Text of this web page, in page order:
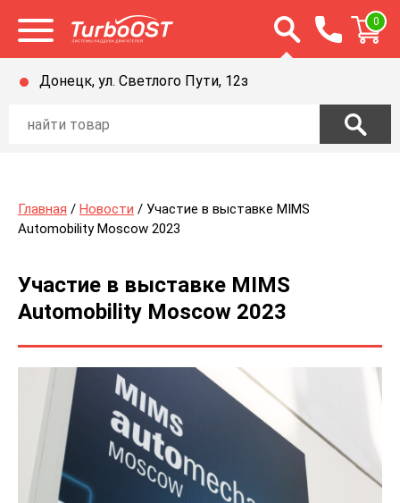
Открыть меню Открыть строку
0
Донецк, ул. Светлого Пути, 12з
Главная / Новости / Участие в выставке MIMS
Automobility Moscow 2023
Участие в выставке MIMS
Automobility Moscow 2023